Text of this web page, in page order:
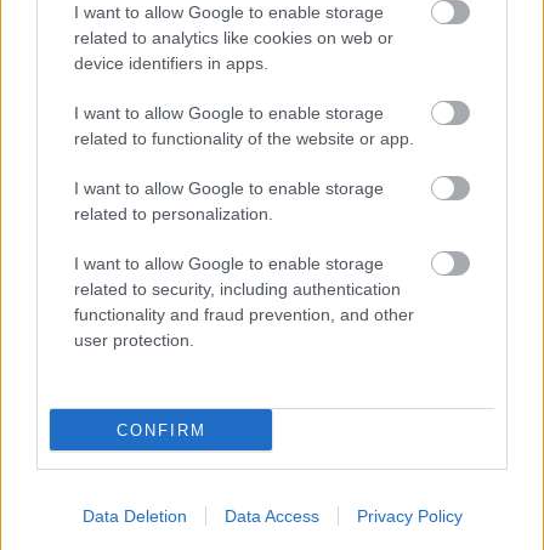
I want to allow Google to enable storage
related to analytics like cookies on web or
device identifiers in apps.
I want to allow Google to enable storage
related to functionality of the website or app.
I want to allow Google to enable storage
related to personalization.
I want to allow Google to enable storage
related to security, including authentication
functionality and fraud prevention, and other
user protection.
CONFIRM
Data Deletion Data Access Privacy Policy
FORMA-1
A Honda egészen a téli tesztekig
azt hitte, hogy minden rendben
FORMA-1
Kikerekedett szemekkel hallgatta
Toto Wolff ajánlatát Antonelli
A bajnokságban ezzel 43 pontos hátrányba került
versenyző az első harminc körben kemény csatát
vívott egymással, végül az olasz pilóta nyerte
versenye maradt arra, hogy csökkentse a